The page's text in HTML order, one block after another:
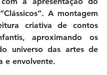
A montagem
criativa de contos
aproximando os
universo das artes de
e envolvente.